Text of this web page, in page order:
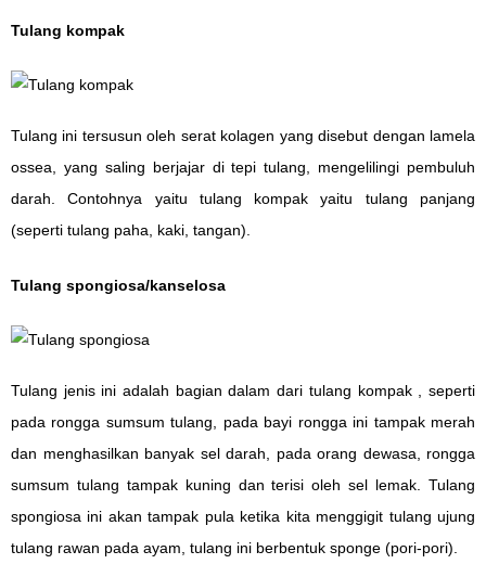
Tulang kompak
Tulang ini tersusun oleh serat kolagen yang disebut dengan lamela
ossea, yang saling berjajar di tepi tulang, mengelilingi pembuluh
darah. Contohnya yaitu tulang kompak yaitu tulang panjang
(seperti tulang paha, kaki, tangan).
Tulang spongiosa/kanselosa
Tulang jenis ini adalah bagian dalam dari tulang kompak , seperti
pada rongga sumsum tulang, pada bayi rongga ini tampak merah
dan menghasilkan banyak sel darah, pada orang dewasa, rongga
sumsum tulang tampak kuning dan terisi oleh sel lemak. Tulang
spongiosa ini akan tampak pula ketika kita menggigit tulang ujung
tulang rawan pada ayam, tulang ini berbentuk sponge (pori-pori).